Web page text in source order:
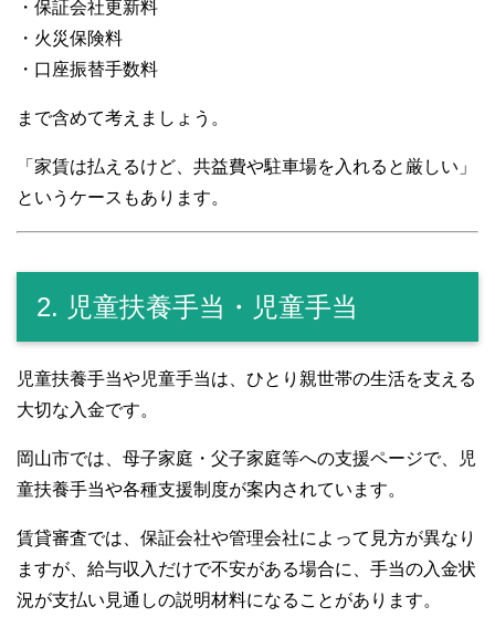
・保証会社更新料
・火災保険料
・口座振替手数料
まで含めて考えましょう。
「家賃は払えるけど、共益費や駐車場を入れると厳しい」
というケースもあります。
2. 児童扶養手当・児童手当
児童扶養手当や児童手当は、ひとり親世帯の生活を支える
大切な入金です。
岡山市では、母子家庭・父子家庭等への支援ページで、児
童扶養手当や各種支援制度が案内されています。
賃貸審査では、保証会社や管理会社によって見方が異なり
ますが、給与収入だけで不安がある場合に、手当の入金状
況が支払い見通しの説明材料になることがあります。